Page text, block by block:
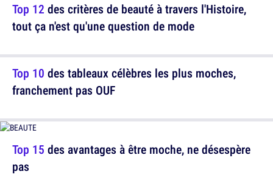
Top 12 des critères de beauté à travers l'Histoire,
tout ça n'est qu'une question de mode
Top 15 des avantages à être moche, ne désespère
pas
Top 10 des tableaux célèbres les plus moches,
franchement pas OUF